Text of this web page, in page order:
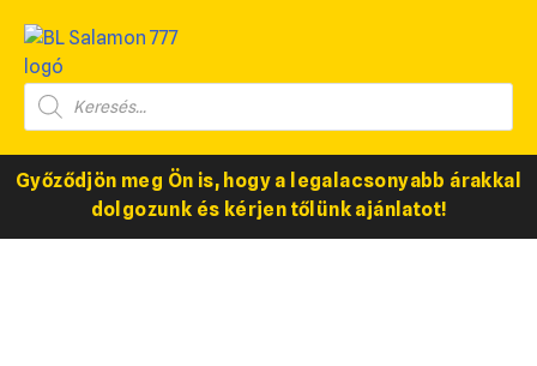
Győződjön meg Ön is, hogy a legalacsonyabb árakkal
dolgozunk és kérjen tőlünk ajánlatot!